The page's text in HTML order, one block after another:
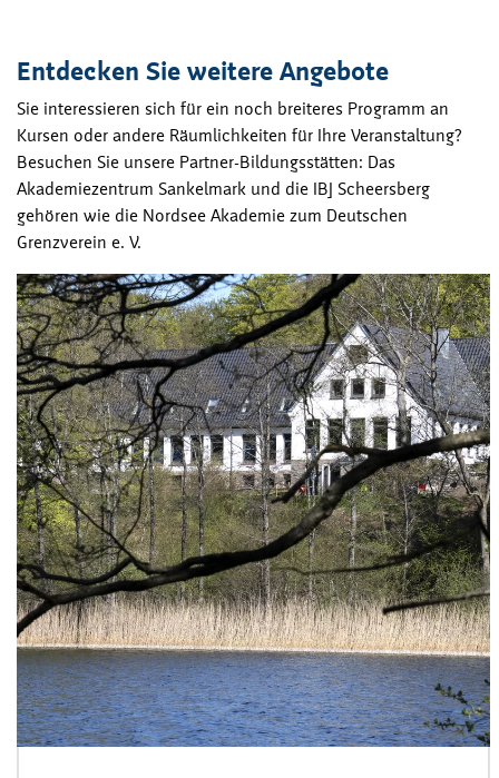
Entdecken Sie weitere Angebote
Sie interessieren sich für ein noch breiteres Programm an
Kursen oder andere Räumlichkeiten für Ihre Veranstaltung?
Besuchen Sie unsere Partner-Bildungsstätten: Das
Akademiezentrum Sankelmark und die IBJ Scheersberg
gehören wie die Nordsee Akademie zum Deutschen
Grenzverein e. V.